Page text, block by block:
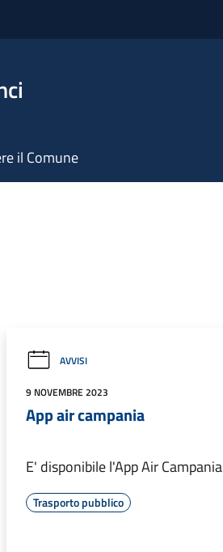
il Comune
AVVISI
9 NOVEMBRE 2023
App air campania
E' disponibile l'App Air Campania
Trasporto pubblico